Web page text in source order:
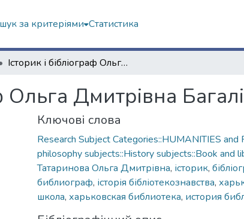
за критеріями Статистика
Історик і бібліограф Ольга Дмитрівна Багалій-Татаринова
Ольга Дмитрівна
Ключові слова
Research Subject Categories::HUMANITIES and
philosophy subjects::History subjects::Book and
Татаринова Ольга Дмитрівна, історик,
библиограф, історія бібліотекознавства,
школа, харьковская библиотека, история